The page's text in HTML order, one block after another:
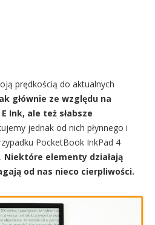
prędkością do aktualnych
głównie ze względu na
Ink, ale też słabsze
jednak od nich płynnego i
PocketBook InkPad 4
Niektóre elementy działają
od nas nieco cierpliwości.